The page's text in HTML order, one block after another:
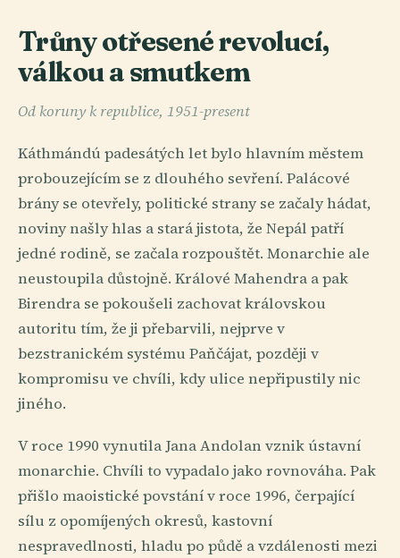
Trůny otřesené revolucí,
válkou a smutkem
Od koruny k republice, 1951-present
Káthmándú padesátých let bylo hlavním městem
probouzejícím se z dlouhého sevření. Palácové
brány se otevřely, politické strany se začaly hádat,
noviny našly hlas a stará jistota, že Nepál patří
jedné rodině, se začala rozpouštět. Monarchie ale
neustoupila důstojně. Králové Mahendra a pak
Birendra se pokoušeli zachovat královskou
autoritu tím, že ji přebarvili, nejprve v
bezstranickém systému Paňčájat, později v
kompromisu ve chvíli, kdy ulice nepřipustily nic
jiného.
V roce 1990 vynutila Jana Andolan vznik ústavní
monarchie. Chvíli to vypadalo jako rovnováha. Pak
přišlo maoistické povstání v roce 1996, čerpající
sílu z opomíjených okresů, kastovní
nespravedlnosti, hladu po půdě a vzdálenosti mezi